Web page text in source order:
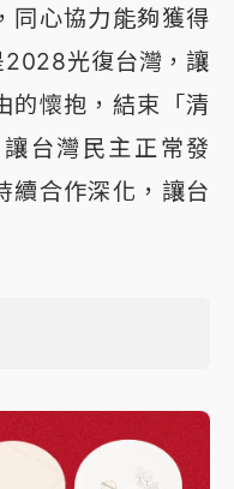
同心協力能夠獲得
2028光復台灣，讓
的懷抱，結束「清
台灣民主正常發
續合作深化，讓台